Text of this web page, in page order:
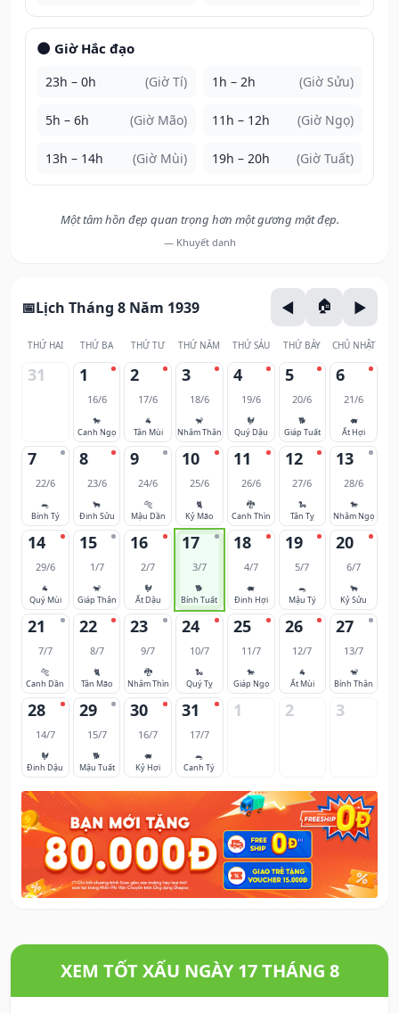
🌑 Giờ Hắc đạo
23h – 0h (Giờ Tí) 1h – 2h (Giờ Sửu)
5h – 6h (Giờ Mão) 11h – 12h (Giờ Ngọ)
13h – 14h (Giờ Mùi) 19h – 20h (Giờ Tuất)
Một tâm hồn đẹp quan trọng hơn một gương mặt đẹp.
— Khuyết danh
Lịch Tháng 8 Năm 1939
THỨ HAI THỨ BA THỨ TƯ THỨ NĂM THỨ SÁU THỨ BẢY CHỦ NHẬT
31 1
16/6
🐎
Canh Ngọ
2
17/6
🐐
Tân Mùi
3
18/6
🐒
Nhâm Thân
4
19/6
🐓
Quý Dậu
5
20/6
🐕
Giáp Tuất
6
21/6
🐖
Ất Hợi
7
22/6
🐀
Bính Tý
8
23/6
🐂
Đinh Sửu
9
24/6
🐅
Mậu Dần
10
25/6
🐈
Kỷ Mão
11
26/6
🐉
Canh Thìn
12
27/6
🐍
Tân Tỵ
13
28/6
🐎
Nhâm Ngọ
14
29/6
🐐
Quý Mùi
15
1/7
🐒
Giáp Thân
16
2/7
🐓
Ất Dậu
17
3/7
🐕
Bính Tuất
18
4/7
🐖
Đinh Hợi
19
5/7
🐀
Mậu Tý
20
6/7
🐂
Kỷ Sửu
21
7/7
🐅
Canh Dần
22
8/7
🐈
Tân Mão
23
9/7
🐉
Nhâm Thìn
24
10/7
🐍
Quý Tỵ
25
11/7
🐎
Giáp Ngọ
26
12/7
🐐
Ất Mùi
27
13/7
🐒
Bính Thân
28
14/7
🐓
Đinh Dậu
29
15/7
🐕
Mậu Tuất
30
16/7
🐖
Kỷ Hợi
31
17/7
🐀
Canh Tý
1 2 3
XEM TỐT XẤU NGÀY 17 THÁNG 8